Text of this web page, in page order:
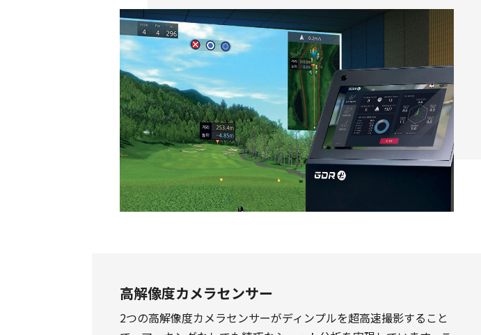
高解像度カメラセンサー
2つの高解像度カメラセンサーがディンプルを超高速撮影すること